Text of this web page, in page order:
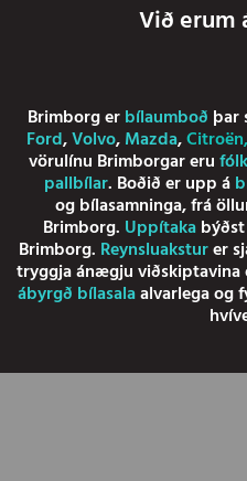
Við erum
Brimborg erbílaumboð þar
Ford,Volvo,Mazda,Citroën,
vörulínu Brimborgar eru
pallbílar. Boðið er upp á
ogbílasamninga, frá
Brimborg. Uppítaka
Brimborg. Reynsluaksturer
tryggja ánægju
ábyrgð bílasalaalvarlega og